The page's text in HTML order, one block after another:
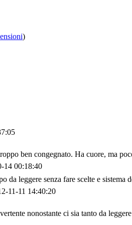
)
ben congegnato. Ha cuore, ma
14 00:18:40
leggere senza fare scelte e sistema
11-11 14:40:20
nonostante ci sia tanto da